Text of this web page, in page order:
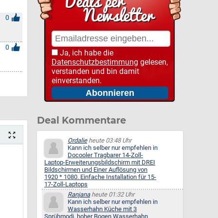
0
0
Ja, ich habe die
Datenschutzbestimmung gelesen,
verstanden und bin damit
einverstanden.
Deal Kommentare
Ordalieheute 03:48 Uhr
Kann ich selber nur empfehlen in
Docooler Tragbarer 14-Zoll-
Laptop-Erweiterungsbildschirm mit DREI
Bildschirmen und Einer Auflösung von
1920 * 1080. Einfache Installation für 15-
17-Zoll-Laptops
Ranjanaheute 01:32 Uhr
Kann ich selber nur empfehlen in
Wasserhahn Küche mit 3
Sprühmodi, hoher Bogen Wasserhahn